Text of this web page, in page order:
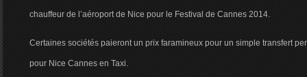
chauffeur de l’aéroport de Nice pour le Festival de Cannes 2014.
Certaines sociétés paieront un prix faramineux pour un simple transfert
pour Nice Cannes en Taxi.